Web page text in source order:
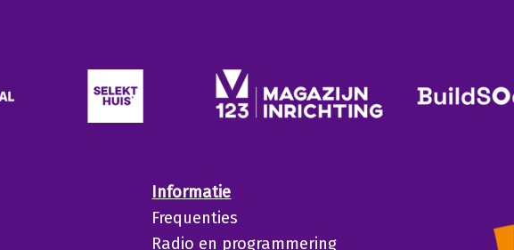
Informatie
Frequenties
Radio en programmering